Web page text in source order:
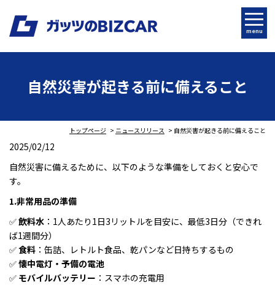
menu
自然災害が起きる前に備えること
トップページ ニュースリリース 自然災害が起きる前に備えること
2025/02/12
自然災害に備えるために、以下のような準備をしておくと安心で
す。
1.非常用品の準備
✅飲料水 ：1人あたり1日3リットルを目安に、最低3日分（できれ
ば1週間分）
✅食料 ：缶詰、レトルト食品、乾パンなど日持ちするもの
✅懐中電灯・予備の電池
✅ モバイルバッテリー ：スマホの充電用